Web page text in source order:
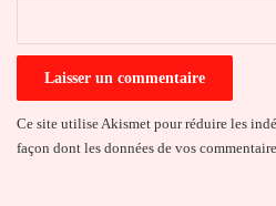
Ce site utilise Akismet pour réduire les
façon dont les données de vos